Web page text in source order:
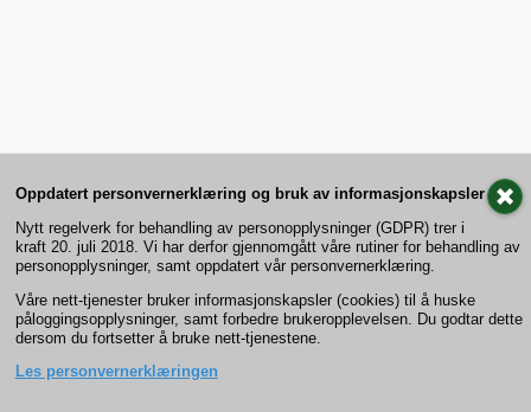
Oppdatert personvernerklæring og bruk av informasjonskapsler
Nytt regelverk for behandling av personopplysninger (GDPR) trer i
kraft 20. juli 2018. Vi har derfor gjennomgått våre rutiner for behandling av
personopplysninger, samt oppdatert vår personvernerklæring.
Våre nett-tjenester bruker informasjonskapsler (cookies) til å huske
påloggingsopplysninger, samt forbedre brukeropplevelsen. Du godtar dette
dersom du fortsetter å bruke nett-tjenestene.
Les personvernerklæringen